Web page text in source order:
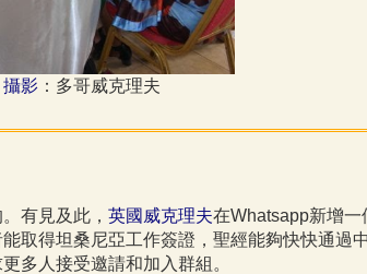
攝影 ：多哥威克理夫
有見及此， 英國威克理夫在Whatsapp新增
取得坦桑尼亞工作簽證，聖經能夠快快通
多人接受邀請和加入群組。